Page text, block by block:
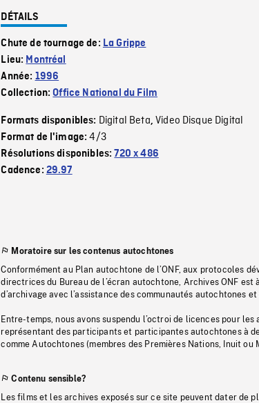
DÉTAILS
Chute de tournage de: La Grippe
Lieu: Montréal
Année: 1996
Collection:Office National du Film
Formats disponibles: Digital Beta,Video Disque Digital
Format de l'image:4/3
Résolutions disponibles:720 x 486
Cadence: 29.97
Moratoire sur les contenus autochtones
Conformément au Plan autochtone de l’ONF, aux protocoles
directrices du Bureau de l’écran autochtone, Archives ONF
d’archivage avec l’assistance des communautés autochtones
Entre-temps, nous avons suspendu l’octroi de licences pour
représentant des participants et participantes autochtones à
comme Autochtones (membres des Premières Nations, Inuit ou
Contenu sensible?
Les films et les archives exposés sur ce site peuvent dater de